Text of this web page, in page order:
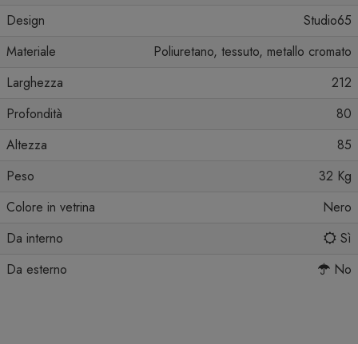
Design
Studio65
Materiale
Poliuretano, tessuto, metallo cromato
Larghezza
212
Profondità
80
Altezza
85
Peso
32 Kg
Colore in vetrina
Nero
Da interno
Sì
Da esterno
No